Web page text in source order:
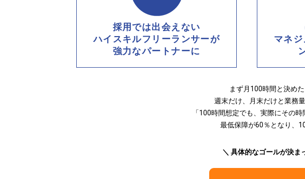
採用では出会えない
ハイスキルフリーランサーが
強力なパートナーに
マネ
まず月100時間と決め
週末だけ、月末だけと業務
「100時間想定でも、実際にその
最低保障が60％となり、
＼ 具体的なゴールが決ま